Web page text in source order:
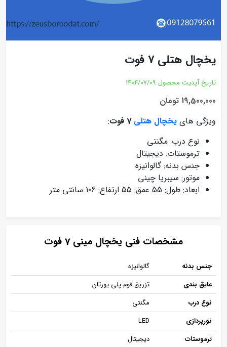
یخچال هتلی 7 فوت
تاریخ آپدیت محصول 1404/07/09
19,500,000 تومان
ویژگی های یخچال هتلی 7 فوت
:
نوع درب: مگنتی
ترموستات: دیجیتال
جنس بدنه: گالوانیزه
موتور: سیبریا چینی
ابعاد: طول: 55 عمق: 55 ارتفاع: 106 سانتی متر
مشخصات فنی یخچال مینی 7 فوت
جنس بدنه
گالوانیزه
عایق بندی
تزریق فوم پلی یورتان
نوع درب
مگنتی
نورپردازی
LED
ترموستات
دیجیتال